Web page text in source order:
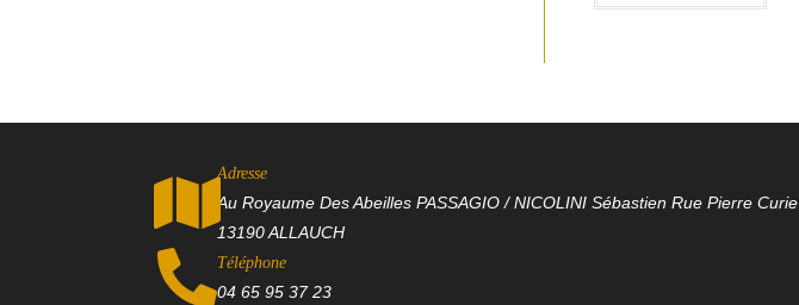
Adresse
Au Royaume Des Abeilles PASSAGIO / NICOLINI Sébastien Rue Pierre Curie
13190 ALLAUCH
Téléphone
04 65 95 37 23